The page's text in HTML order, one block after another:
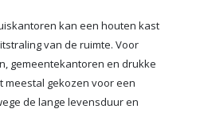
kan een houten kast
van de ruimte. Voor
gemeentekantoren en drukke
gekozen voor een
de lange levensduur en